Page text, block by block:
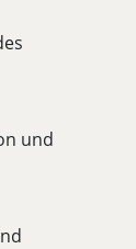
und